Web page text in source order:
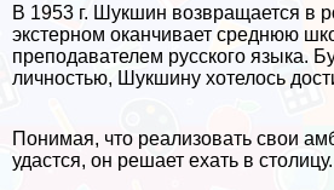
В 1953 г. Шукшин возвращается в
экстерном оканчивает среднюю
преподавателем русского языка.
личностью, Шукшину хотелось
Понимая, что реализовать свои
удастся, он решает ехать в столицу.